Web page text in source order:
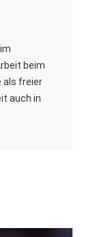
beim
als freier
auch in